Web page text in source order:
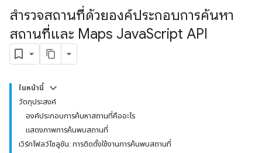
สำรวจสถานที่ด้วยองค์ประกอบการค้นหา
สถานที่และ Maps JavaScript API
ในหน้านี้
วัตถุประสงค์
องค์ประกอบการค้นหาสถานที่คืออะไร
แสดงภาพการค้นพบสถานที่
เวิร์กโฟลว์โซลูชัน: การติดตั้งใช้งานการค้นพบสถานที่